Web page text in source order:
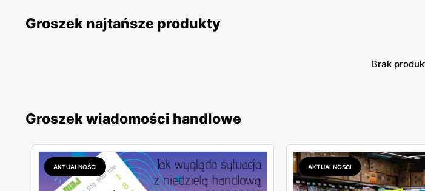
Groszek najtańsze produkty
Brak
Groszek wiadomości handlowe
AKTUALNOŚCI AKTUALNOŚCI